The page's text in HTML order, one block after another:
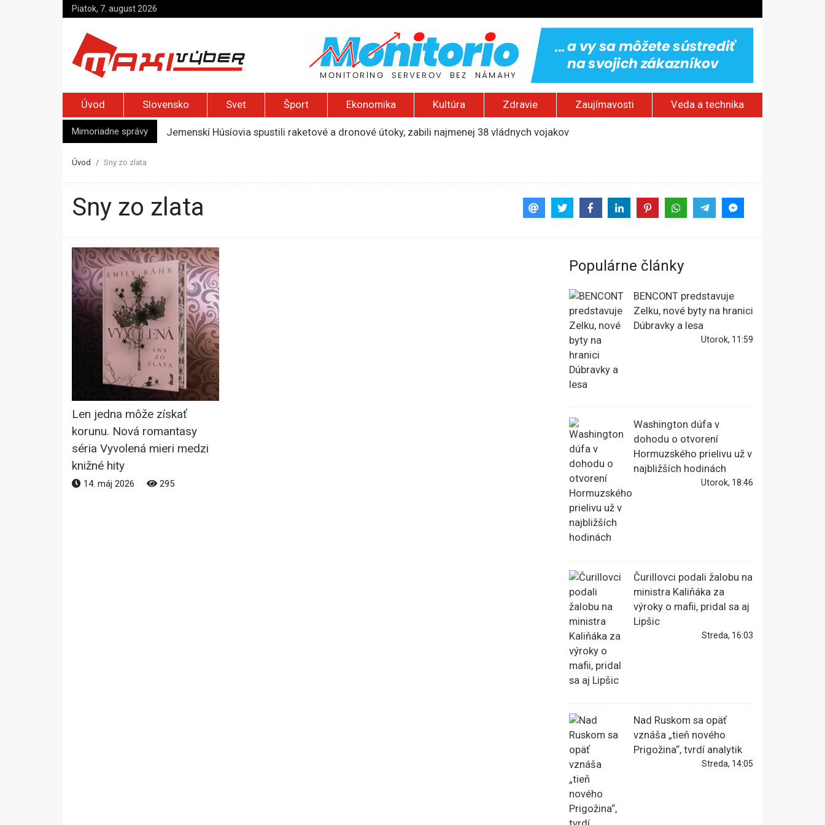
Piatok, 7. august 2026
Úvod Slovensko Svet Šport Ekonomika Kultúra Zdravie Zaujímavosti Veda a technika
Mimoriadne správy
Jemenskí Húsíovia spustili raketové a dronové útoky, zabili najmenej 38 vládnych vojakov
Úvod Sny zo zlata
Sny zo zlata
Len jedna môže získať
korunu. Nová romantasy
séria Vyvolená mieri medzi
knižné hity
14. máj 2026 295
Populárne články
BENCONT predstavuje
Zelku, nové byty na hranici
Dúbravky a lesa
Utorok, 11:59
Washington dúfa v
dohodu o otvorení
Hormuzského prielivu už v
najbližších hodinách
Utorok, 18:46
Čurillovci podali žalobu na
ministra Kaliňáka za
výroky o mafii, pridal sa aj
Lipšic
Streda, 16:03
Nad Ruskom sa opäť
vznáša „tieň nového
Prigožina“, tvrdí analytik
Streda, 14:05